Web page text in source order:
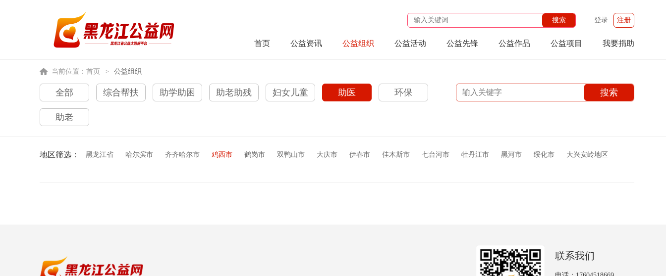
登录 注册
首页 公益资讯 公益组织 公益活动 公益先锋 公益作品 公益项目 我要捐助
当前位置： 首页 > 公益组织
全部 综合帮扶 助学助困 助老助残 妇女儿童 助医 环保
助老
地区筛选： 黑龙江省 哈尔滨市 齐齐哈尔市 鸡西市 鹤岗市 双鸭山市 大庆市 伊春市 佳木斯市 七台河市 牡丹江市 黑河市 绥化市 大兴安岭地区
联系我们